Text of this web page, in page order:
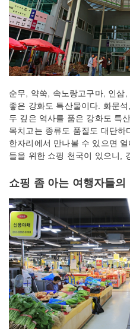
순무, 약쑥, 속노랑고구마, 인
좋은 강화도 특산물이다. 화문
두 깊은 역사를 품은 강화도 특
목치고는 종류도 품질도 대단
한자리에서 만나볼 수 있으면
들을 위한 쇼핑 천국이 있으니,
쇼핑 좀 아는 여행자들